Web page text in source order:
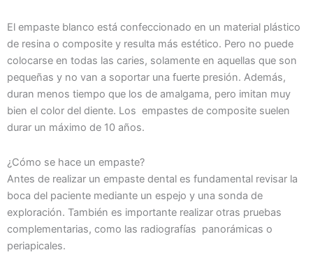
El empaste blanco está confeccionado en un material plástico
de resina o composite y resulta más estético. Pero no puede
colocarse en todas las caries, solamente en aquellas que son
pequeñas y no van a soportar una fuerte presión. Además,
duran menos tiempo que los de amalgama, pero imitan muy
bien el color del diente. Los empastes de composite suelen
durar un máximo de 10 años.
¿Cómo se hace un empaste?
Antes de realizar un empaste dental es fundamental revisar la
boca del paciente mediante un espejo y una sonda de
exploración. También es importante realizar otras pruebas
complementarias, como las radiografías panorámicas o
periapicales.